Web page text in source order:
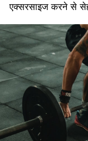
एक्सरसाइज करने से